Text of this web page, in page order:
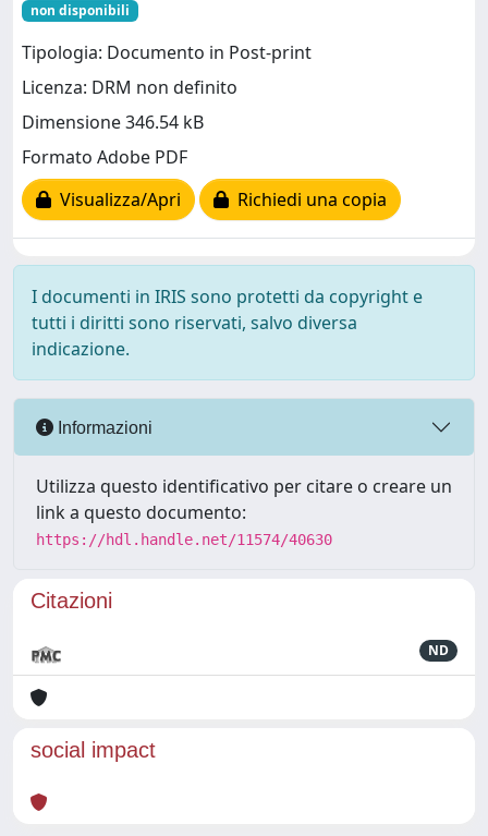
non disponibili
Tipologia: Documento in Post-print
Licenza: DRM non definito
Dimensione 346.54 kB
Formato Adobe PDF
Visualizza/Apri
Richiedi una copia
I documenti in IRIS sono protetti da copyright e
tutti i diritti sono riservati, salvo diversa
indicazione.
Informazioni
Utilizza questo identificativo per citare o creare un
link a questo documento:
https://hdl.handle.net/11574/40630
Citazioni
ND
social impact